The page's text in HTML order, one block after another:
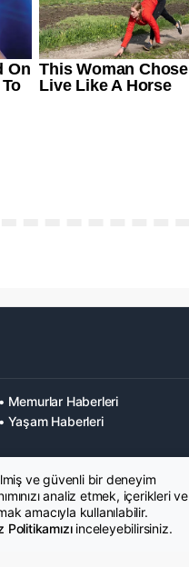
• Memurlar Haberleri
• Yaşam Haberleri
ve güvenli bir deneyim
analiz etmek, içerikleri ve
amacıyla kullanılabilir.
inceleyebilirsiniz.